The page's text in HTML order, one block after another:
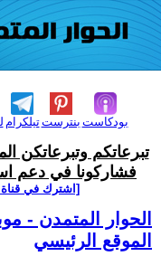
تيلكرامبنترست بودكاست
تبرعاتكم وتبرعاتكن
فشاركونا في دعم
[اشترك في قناة
الحوار المتمدن -
الموقع الرئيسي